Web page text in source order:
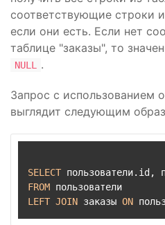
соответствующие строки
если они есть. Если нет
таблице "заказы", то
NULL .
Запрос с использованием
выглядит следующим
SELECT
FROM
LEFT JOIN заказы ON